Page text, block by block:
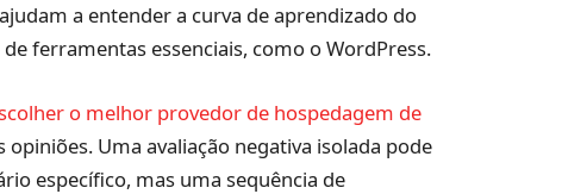
a entender a curva de aprendizado do
ferramentas essenciais, como o WordPress.
o melhor provedor de hospedagem de
Uma avaliação negativa isolada pode
específico, mas uma sequência de